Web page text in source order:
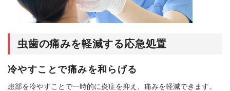
虫歯の痛みを軽減する応急処置
冷やすことで痛みを和らげる
患部を冷やすことで一時的に炎症を抑え、痛みを軽減できます。